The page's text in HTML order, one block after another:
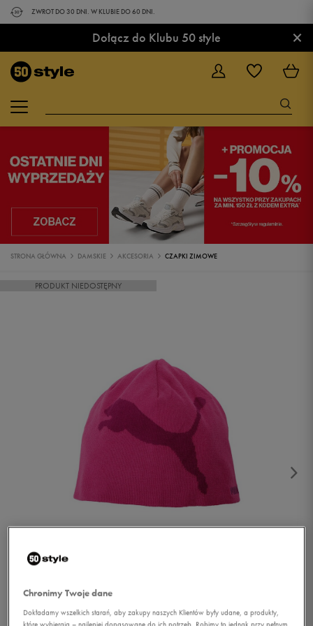
ZWROT DO 30 DNI. W KLUBIE DO 60 DNI.
Dołącz do Klubu 50 style ×
STRONA GŁÓWNA DAMSKIE AKCESORIA CZAPKI ZIMOWE
PRODUKT NIEDOSTĘPNY
Chronimy Twoje dane
Dokładamy wszelkich starań, aby zakupy naszych Klientów były udane, a produkty,
które wybierają – najlepiej dopasowane do ich potrzeb. Robimy to jednak przy pełnym